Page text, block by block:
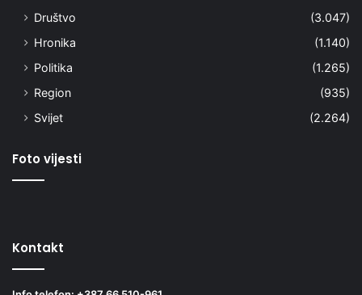
Društvo
(3.047)
Hronika
(1.140)
Politika
(1.265)
Region
(935)
Svijet
(2.264)
Foto vijesti
Kontakt